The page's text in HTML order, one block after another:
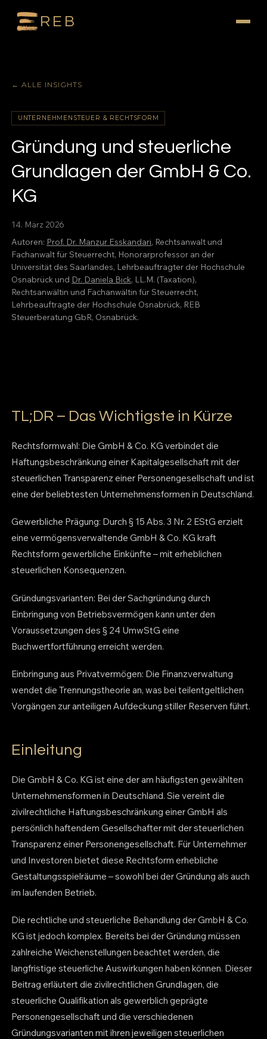
REB
← ALLE INSIGHTS
UNTERNEHMENSTEUER & RECHTSFORM
Gründung und steuerliche
Grundlagen der GmbH & Co.
KG
14. März 2026
Autoren: Prof. Dr. Manzur Esskandari, Rechtsanwalt und
Fachanwalt für Steuerrecht, Honorarprofessor an der
Universität des Saarlandes, Lehrbeauftragter der Hochschule
Osnabrück und Dr. Daniela Bick, LL.M. (Taxation),
Rechtsanwältin und Fachanwältin für Steuerrecht,
Lehrbeauftragte der Hochschule Osnabrück, REB
Steuerberatung GbR, Osnabrück.
TL;DR – Das Wichtigste in Kürze
Rechtsformwahl: Die GmbH & Co. KG verbindet die
Haftungsbeschränkung einer Kapitalgesellschaft mit der
steuerlichen Transparenz einer Personengesellschaft und ist
eine der beliebtesten Unternehmensformen in Deutschland.
Gewerbliche Prägung: Durch § 15 Abs. 3 Nr. 2 EStG erzielt
eine vermögensverwaltende GmbH & Co. KG kraft
Rechtsform gewerbliche Einkünfte – mit erheblichen
steuerlichen Konsequenzen.
Gründungsvarianten: Bei der Sachgründung durch
Einbringung von Betriebsvermögen kann unter den
Voraussetzungen des § 24 UmwStG eine
Buchwertfortführung erreicht werden.
Einbringung aus Privatvermögen: Die Finanzverwaltung
wendet die Trennungstheorie an, was bei teilentgeltlichen
Vorgängen zur anteiligen Aufdeckung stiller Reserven führt.
Einleitung
Die GmbH & Co. KG ist eine der am häufigsten gewählten
Unternehmensformen in Deutschland. Sie vereint die
zivilrechtliche Haftungsbeschränkung einer GmbH als
persönlich haftendem Gesellschafter mit der steuerlichen
Transparenz einer Personengesellschaft. Für Unternehmer
und Investoren bietet diese Rechtsform erhebliche
Gestaltungsspielräume – sowohl bei der Gründung als auch
im laufenden Betrieb.
Die rechtliche und steuerliche Behandlung der GmbH & Co.
KG ist jedoch komplex. Bereits bei der Gründung müssen
zahlreiche Weichenstellungen beachtet werden, die
langfristige steuerliche Auswirkungen haben können. Dieser
Beitrag erläutert die zivilrechtlichen Grundlagen, die
steuerliche Qualifikation als gewerblich geprägte
Personengesellschaft und die verschiedenen
Gründungsvarianten mit ihren jeweiligen steuerlichen